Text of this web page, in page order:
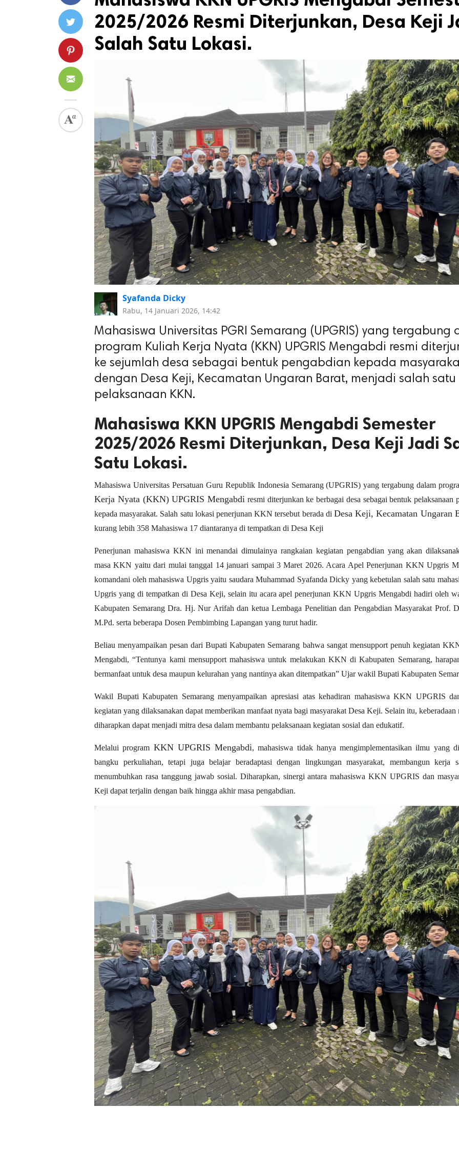
2025/2026 Resmi Diterjunkan, Desa Keji
Salah Satu Lokasi.
Syafanda Dicky
Rabu, 14 Januari 2026, 14:42
Mahasiswa Universitas PGRI Semarang (UPGRIS) yang tergabung
program Kuliah Kerja Nyata (KKN) UPGRIS Mengabdi resmi
ke sejumlah desa sebagai bentuk pengabdian kepada
dengan Desa Keji, Kecamatan Ungaran Barat, menjadi salah satu
pelaksanaan KKN.
Mahasiswa KKN UPGRIS Mengabdi Semester
2025/2026 Resmi Diterjunkan, Desa Keji Jadi
Satu Lokasi.
Mahasiswa Universitas Persatuan Guru Republik Indonesia Semarang (UPGRIS) yang tergabung dalam
Kerja Nyata (KKN) UPGRIS Mengabdi resmi diterjunkan ke berbagai desa sebagai bentuk pelaksanaan
kepada masyarakat. Salah satu lokasi penerjunan KKN tersebut berada di Desa Keji, Kecamatan Ungaran
kurang lebih 358 Mahasiswa 17 diantaranya di tempatkan di Desa Keji
Penerjunan mahasiswa KKN ini menandai dimulainya rangkaian kegiatan pengabdian yang akan
masa KKN yaitu dari mulai tanggal 14 januari sampai 3 Maret 2026. Acara Apel Penerjunan KKN Upgris
komandani oleh mahasiswa Upgris yaitu saudara Muhammad Syafanda Dicky yang kebetulan salah satu
Upgris yang di tempatkan di Desa Keji, selain itu acara apel penerjunan KKN Upgris Mengabdi hadiri oleh
Kabupaten Semarang Dra. Hj. Nur Arifah dan ketua Lembaga Penelitian dan Pengabdian Masyarakat Prof.
M.Pd. serta beberapa Dosen Pembimbing Lapangan yang turut hadir.
Beliau menyampaikan pesan dari Bupati Kabupaten Semarang bahwa sangat mensupport penuh kegiatan
Mengabdi, “Tentunya kami mensupport mahasiswa untuk melakukan KKN di Kabupaten Semarang,
bermanfaat untuk desa maupun kelurahan yang nantinya akan ditempatkan” Ujar wakil Bupati Kabupaten
Wakil Bupati Kabupaten Semarang menyampaikan apresiasi atas kehadiran mahasiswa KKN UPGRIS
kegiatan yang dilaksanakan dapat memberikan manfaat nyata bagi masyarakat Desa Keji. Selain itu, keberadaan
diharapkan dapat menjadi mitra desa dalam membantu pelaksanaan kegiatan sosial dan edukatif.
Melalui program KKN UPGRIS Mengabdi, mahasiswa tidak hanya mengimplementasikan ilmu yang
bangku perkuliahan, tetapi juga belajar beradaptasi dengan lingkungan masyarakat, membangun kerja
menumbuhkan rasa tanggung jawab sosial. Diharapkan, sinergi antara mahasiswa KKN UPGRIS dan
Keji dapat terjalin dengan baik hingga akhir masa pengabdian.